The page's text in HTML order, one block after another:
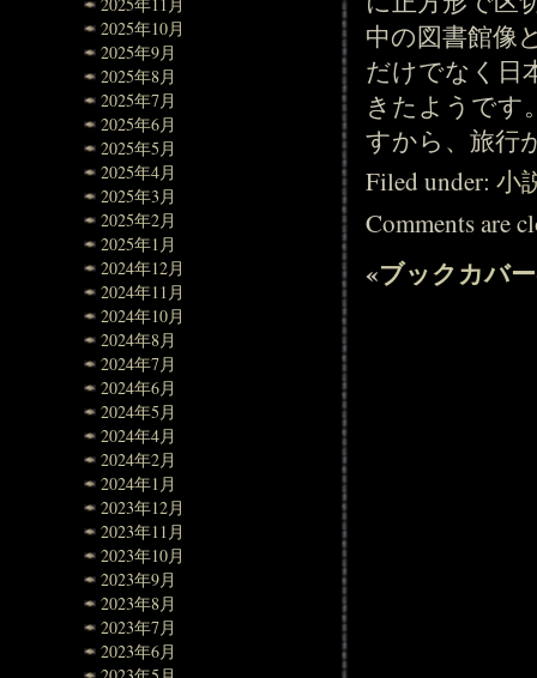
2025年10月
2025年9月
2025年8月
2025年7月
2025年6月
2025年5月
2025年4月
2025年3月
2025年2月
2025年1月
2024年12月
2024年11月
2024年10月
2024年8月
2024年7月
2024年6月
2024年5月
2024年4月
2024年2月
2024年1月
2023年12月
2023年11月
2023年10月
2023年9月
2023年8月
2023年7月
2023年6月
中の図書館像
だけでなく日
きたようです
すから、旅行
Filed under:小
Comments are
«ブックカバ